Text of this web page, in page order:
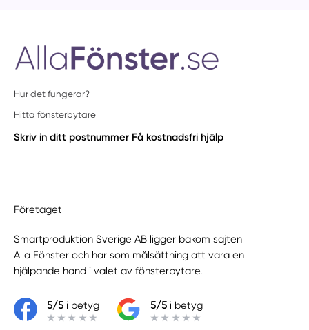
Hur det fungerar?
Hitta fönsterbytare
Skriv in ditt postnummer Få kostnadsfri hjälp
Företaget
Smartproduktion Sverige AB ligger bakom sajten
Alla Fönster och har som målsättning att vara en
hjälpande hand i valet av fönsterbytare.
5/5i betyg 5/5i betyg